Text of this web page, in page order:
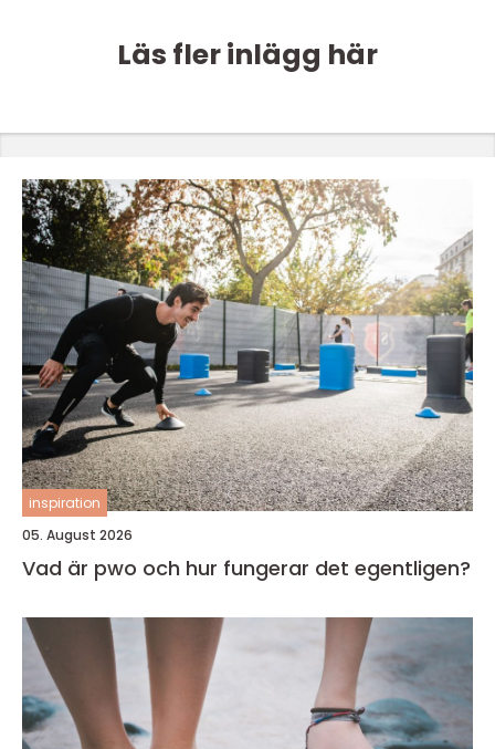
Läs fler inlägg här
inspiration
05. August 2026
Vad är pwo och hur fungerar det egentligen?